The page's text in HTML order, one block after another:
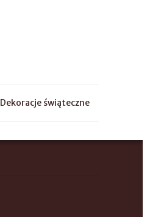
Dekoracje świąteczne